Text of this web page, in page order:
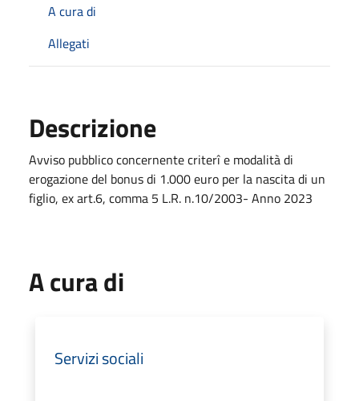
A cura di
Allegati
Descrizione
Avviso pubblico concernente criterî e modalità di
erogazione del bonus di 1.000 euro per la nascita di un
figlio, ex art.6, comma 5 L.R. n.10/2003- Anno 2023
A cura di
Servizi sociali